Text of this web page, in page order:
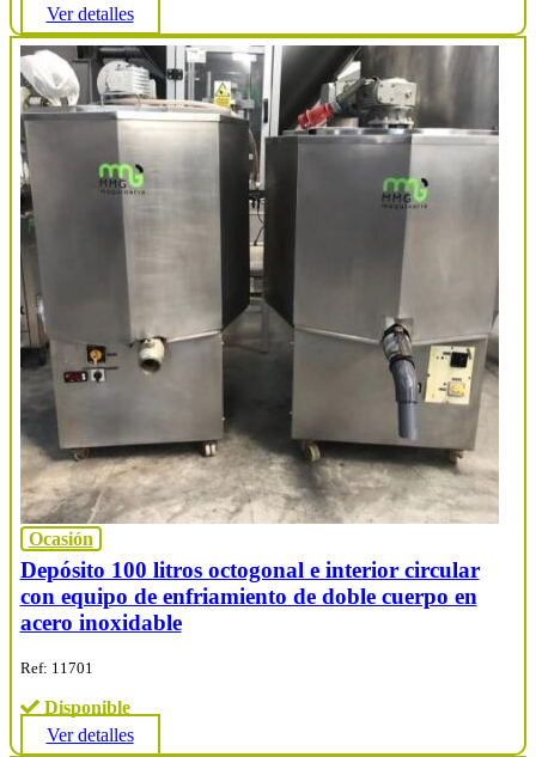
Ver detalles
Ocasión
Depósito 100 litros octogonal e interior circular
con equipo de enfriamiento de doble cuerpo en
acero inoxidable
Ref: 11701
Disponible
Ver detalles